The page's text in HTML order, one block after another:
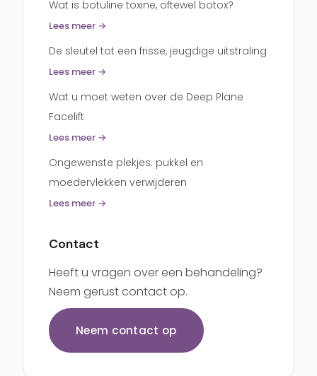
Wat is botuline toxine, oftewel botox?
Lees meer →
De sleutel tot een frisse, jeugdige uitstraling
Lees meer →
Wat u moet weten over de Deep Plane
Facelift
Lees meer →
Ongewenste plekjes: pukkel en
moedervlekken verwijderen
Lees meer →
Contact
Heeft u vragen over een behandeling?
Neem gerust contact op.
Neem contact op